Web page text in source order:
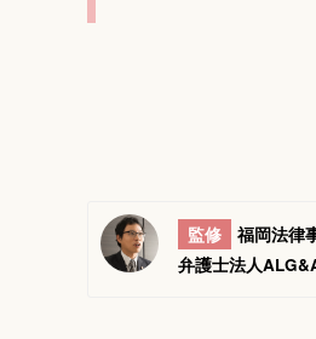
監修
福岡法律
弁護士法人